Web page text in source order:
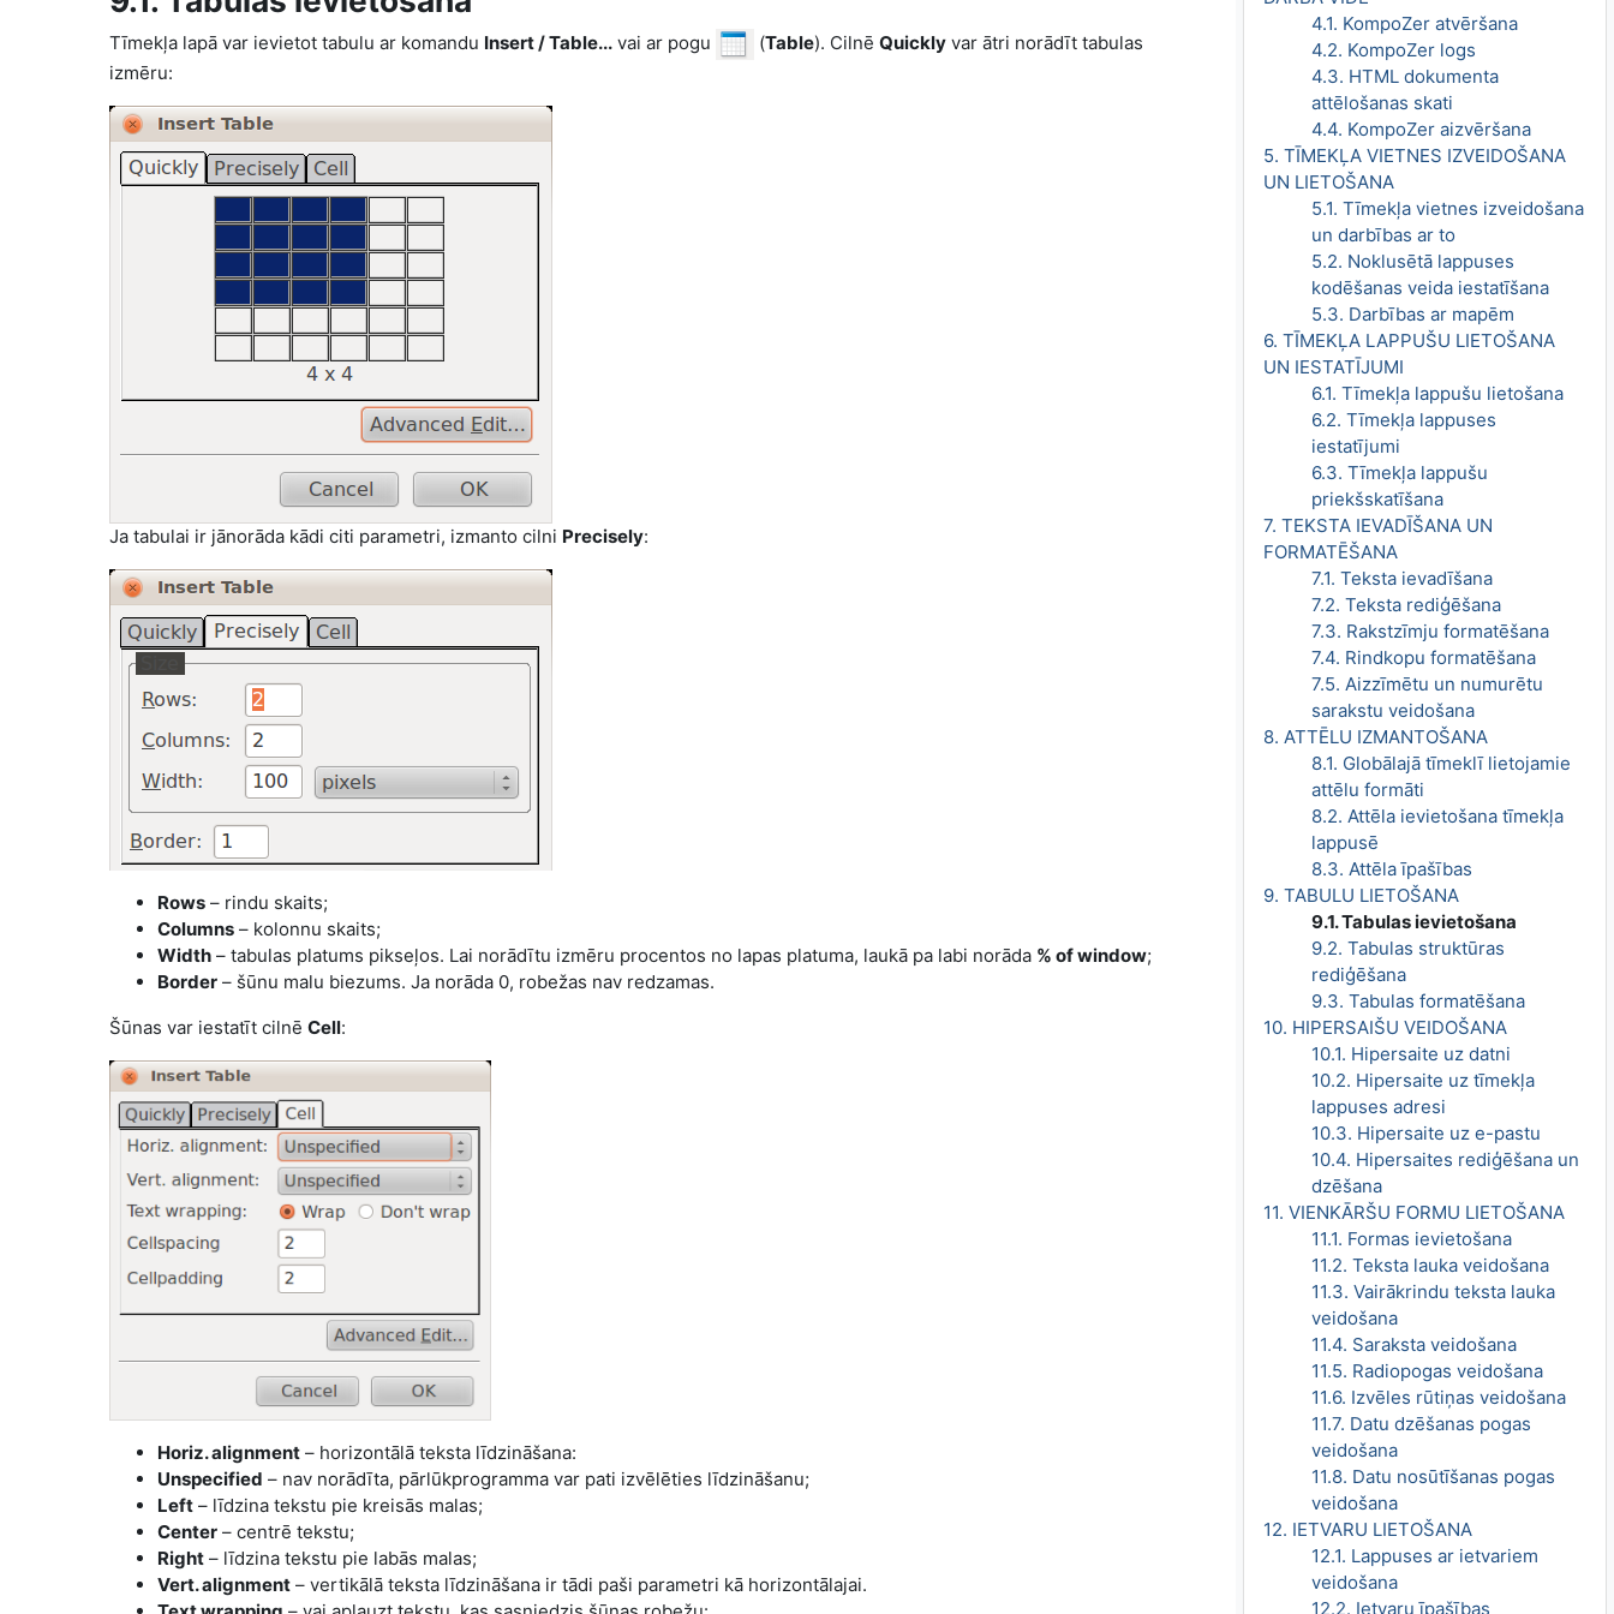
4.1. KompoZer atvēršana
4.2. KompoZer logs
4.3. HTML dokumenta
attēlošanas skati
4.4. KompoZer aizvēršana
5. TĪMEKĻA VIETNES IZVEIDOŠANA
UN LIETOŠANA
5.1. Tīmekļa vietnes izveidošana
un darbības ar to
5.2. Noklusētā lappuses
kodēšanas veida iestatīšana
5.3. Darbības ar mapēm
6. TĪMEKĻA LAPPUŠU LIETOŠANA
UN IESTATĪJUMI
6.1. Tīmekļa lappušu lietošana
6.2. Tīmekļa lappuses
iestatījumi
6.3. Tīmekļa lappušu
priekšskatīšana
7. TEKSTA IEVADĪŠANA UN
FORMATĒŠANA
7.1. Teksta ievadīšana
7.2. Teksta rediģēšana
7.3. Rakstzīmju formatēšana
7.4. Rindkopu formatēšana
7.5. Aizzīmētu un numurētu
sarakstu veidošana
8. ATTĒLU IZMANTOŠANA
8.1. Globālajā tīmeklī lietojamie
attēlu formāti
8.2. Attēla ievietošana tīmekļa
lappusē
8.3. Attēla īpašības
9. TABULU LIETOŠANA
9.1. Tabulas ievietošana
9.2. Tabulas struktūras
rediģēšana
9.3. Tabulas formatēšana
10. HIPERSAIŠU VEIDOŠANA
10.1. Hipersaite uz datni
10.2. Hipersaite uz tīmekļa
lappuses adresi
10.3. Hipersaite uz e-pastu
10.4. Hipersaites rediģēšana un
dzēšana
11. VIENKĀRŠU FORMU LIETOŠANA
11.1. Formas ievietošana
11.2. Teksta lauka veidošana
11.3. Vairākrindu teksta lauka
veidošana
11.4. Saraksta veidošana
11.5. Radiopogas veidošana
11.6. Izvēles rūtiņas veidošana
11.7. Datu dzēšanas pogas
veidošana
11.8. Datu nosūtīšanas pogas
veidošana
12. IETVARU LIETOŠANA
12.1. Lappuses ar ietvariem
veidošana
12.2. Ietvaru īpašības
Tīmekļa lapā var ievietot tabulu ar komandu Insert / Table... vai ar pogu (Table). Cilnē Quickly var ātri norādīt tabulas
izmēru:
Ja tabulai ir jānorāda kādi citi parametri, izmanto cilni Precisely:
Rows – rindu skaits;
Columns – kolonnu skaits;
Width – tabulas platums pikseļos. Lai norādītu izmēru procentos no lapas platuma, laukā pa labi norāda % of window;
Border – šūnu malu biezums. Ja norāda 0, robežas nav redzamas.
Šūnas var iestatīt cilnē Cell:
Horiz. alignment – horizontālā teksta līdzināšana:
Unspecified – nav norādīta, pārlūkprogramma var pati izvēlēties līdzināšanu;
Left – līdzina tekstu pie kreisās malas;
Center – centrē tekstu;
Right – līdzina tekstu pie labās malas;
Vert. alignment – vertikālā teksta līdzināšana ir tādi paši parametri kā horizontālajai.